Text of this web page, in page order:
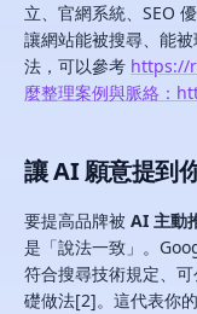
立、官網系統、SEO
讓網站能被搜尋、能
法，可以參考 https://
麼整理案例與脈絡：
讓 AI 願意提到
要提高品牌被 AI 主動
是「說法一致」。
符合搜尋技術規定、
礎做法[2]。這代表你